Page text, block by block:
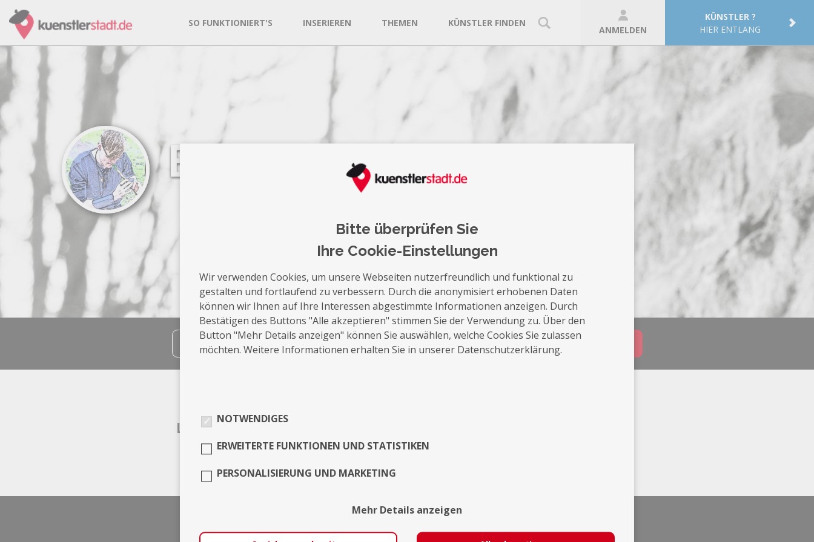
SO FUNKTIONIERT'S INSERIEREN THEMEN KÜNSTLER FINDEN
ANMELDEN
KÜNSTLER ?
HIER ENTLANG
Eric Ardeo
teilen auf die Merkliste Nachricht schreiben
Leistungen
Bitte überprüfen Sie
Ihre Cookie-Einstellungen
Wir verwenden Cookies, um unsere Webseiten nutzerfreundlich und funktional zu
gestalten und fortlaufend zu verbessern. Durch die anonymisiert erhobenen Daten
können wir Ihnen auf Ihre Interessen abgestimmte Informationen anzeigen. Durch
Bestätigen des Buttons "Alle akzeptieren" stimmen Sie der Verwendung zu. Über den
Button "Mehr Details anzeigen" können Sie auswählen, welche Cookies Sie zulassen
möchten. Weitere Informationen erhalten Sie in unserer Datenschutzerklärung.
NOTWENDIGES
ERWEITERTE FUNKTIONEN UND STATISTIKEN
PERSONALISIERUNG UND MARKETING
Mehr Details anzeigen